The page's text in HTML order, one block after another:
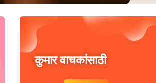
कुमार वाचकांसाठी